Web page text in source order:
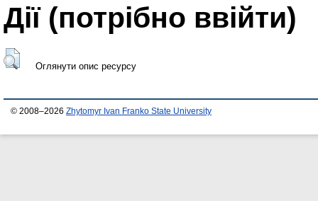
Дії ​​(потрібно ввійти)
Оглянути опис ресурсу
© 2008–2026 Zhytomyr Ivan Franko State University